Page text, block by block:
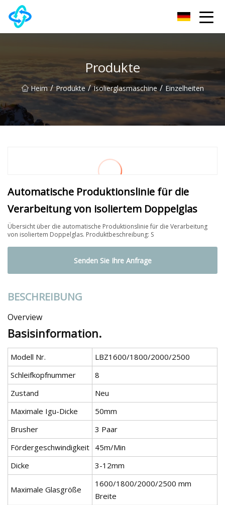
Produkte
Heim / Produkte / Isolierglasmaschine / Einzelheiten
Automatische Produktionslinie für die
Verarbeitung von isoliertem Doppelglas
Übersicht über die automatische Produktionslinie für die Verarbeitung
von isoliertem Doppelglas. Produktbeschreibung: S
Senden Sie Ihre Anfrage
BESCHREIBUNG
Overview
Basisinformation.
Modell Nr.
LBZ1600/1800/2000/2500
Schleifkopfnummer
8
Zustand
Neu
Maximale Igu-Dicke
50mm
Brusher
3 Paar
Fördergeschwindigkeit 45m/Min
Dicke
3-12mm
Maximale Glasgröße
1600/1800/2000/2500 mm
Breite